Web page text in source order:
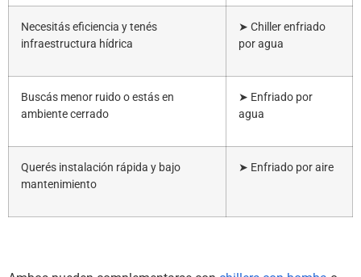
Necesitás eficiencia y tenés
infraestructura hídrica
➤ Chiller enfriado
por agua
Buscás menor ruido o estás en
ambiente cerrado
➤ Enfriado por
agua
Querés instalación rápida y bajo
mantenimiento
➤ Enfriado por aire